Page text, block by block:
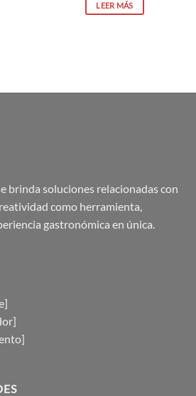
LEER MÁS
brinda soluciones relacionadas con
como herramienta,
gastronómica en única.